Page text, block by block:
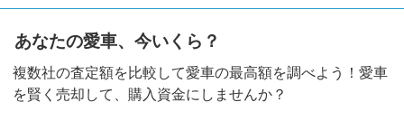
あなたの愛車、今いくら？
複数社の査定額を比較して愛車の最高額を調べよう！愛車
を賢く売却して、購入資金にしませんか？